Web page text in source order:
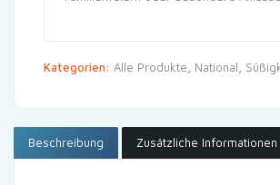
Kategorien: Alle Produkte National
Beschreibung Zusätzliche Informationen